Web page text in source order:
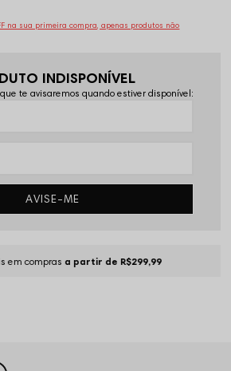
na sua primeira compra, apenas produtos não
INDISPONÍVEL
te avisaremos quando estiver disponível:
AVISE-ME
em compras a partir de R$299,99